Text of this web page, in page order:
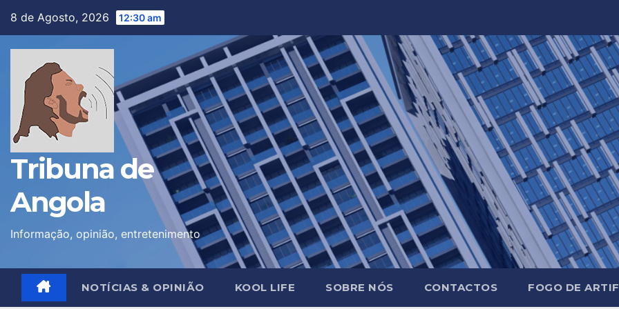
8 de Agosto, 2026 12:30 am
Tribuna de
Angola
Informação, opinião, entretenimento
NOTÍCIAS & OPINIÃO KOOL LIFE SOBRE NÓS CONTACTOS FOGO DE